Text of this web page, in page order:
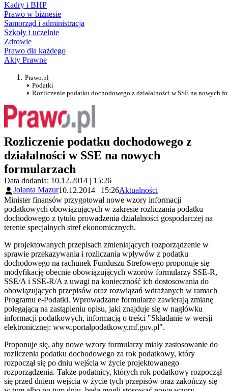
Kadry i BHP
Prawo w biznesie
Samorząd i administracja
Szkoły i uczelnie
Zdrowie
Prawo dla każdego
Akty Prawne
Prawo.pl
Podatki
Rozliczenie podatku dochodowego z działalności w SSE na nowych
Rozliczenie podatku dochodowego z
działalności w SSE na nowych
formularzach
Data dodania: 10.12.2014 | 15:26
Jolanta Mazur10.12.2014 | 15:26Aktualności
Minister finansów przygotował nowe wzory informacji
podatkowych obowiązujących w zakresie rozliczania podatku
dochodowego z tytułu prowadzenia działalności gospodarczej na
terenie specjalnych stref ekonomicznych.
W projektowanych przepisach zmieniających rozporządzenie w
sprawie przekazywania i rozliczania wpływów z podatku
dochodowego na rachunek Funduszu Strefowego proponuje się
modyfikację obecnie obowiązujących wzorów formularzy SSE-R,
SSE/A i SSE-R/A z uwagi na konieczność ich dostosowania do
obowiązujących przepisów oraz rozwiązań wdrażanych w ramach
Programu e-Podatki. Wprowadzane formularze zawierają zmianę
polegającą na zastąpieniu opisu, jaki znajduje się w nagłówku
informacji podatkowych, informacją o treści "Składanie w wersji
elektronicznej: www.portalpodatkowy.mf.gov.pl".
Proponuje się, aby nowe wzory formularzy miały zastosowanie do
rozliczenia podatku dochodowego za rok podatkowy, który
rozpoczął się po dniu wejścia w życie projektowanego
rozporządzenia. Także podatnicy, których rok podatkowy rozpoczął
się przed dniem wejścia w życie tych przepisów oraz zakończy się